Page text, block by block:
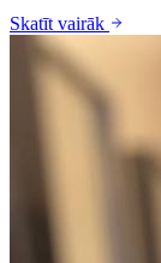
Skatīt vairāk